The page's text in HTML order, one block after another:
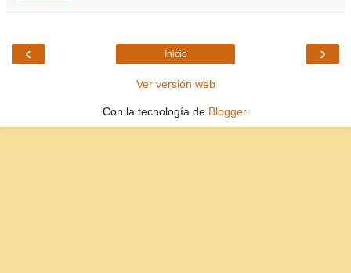
‹ ›
Inicio
Ver versión web
Con la tecnología de Blogger.